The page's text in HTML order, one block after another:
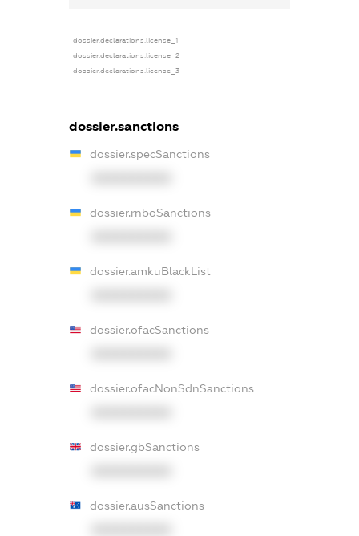
dossier.declarations.license_1
dossier.declarations.license_2
dossier.declarations.license_3
dossier.sanctions
dossier.specSanctions
dossier.rnboSanctions
dossier.amkuBlackList
dossier.ofacSanctions
dossier.ofacNonSdnSanctions
dossier.gbSanctions
dossier.ausSanctions